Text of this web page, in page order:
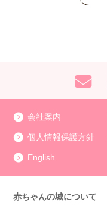
会社案内
個人情報保護方針
English
赤ちゃんの城について